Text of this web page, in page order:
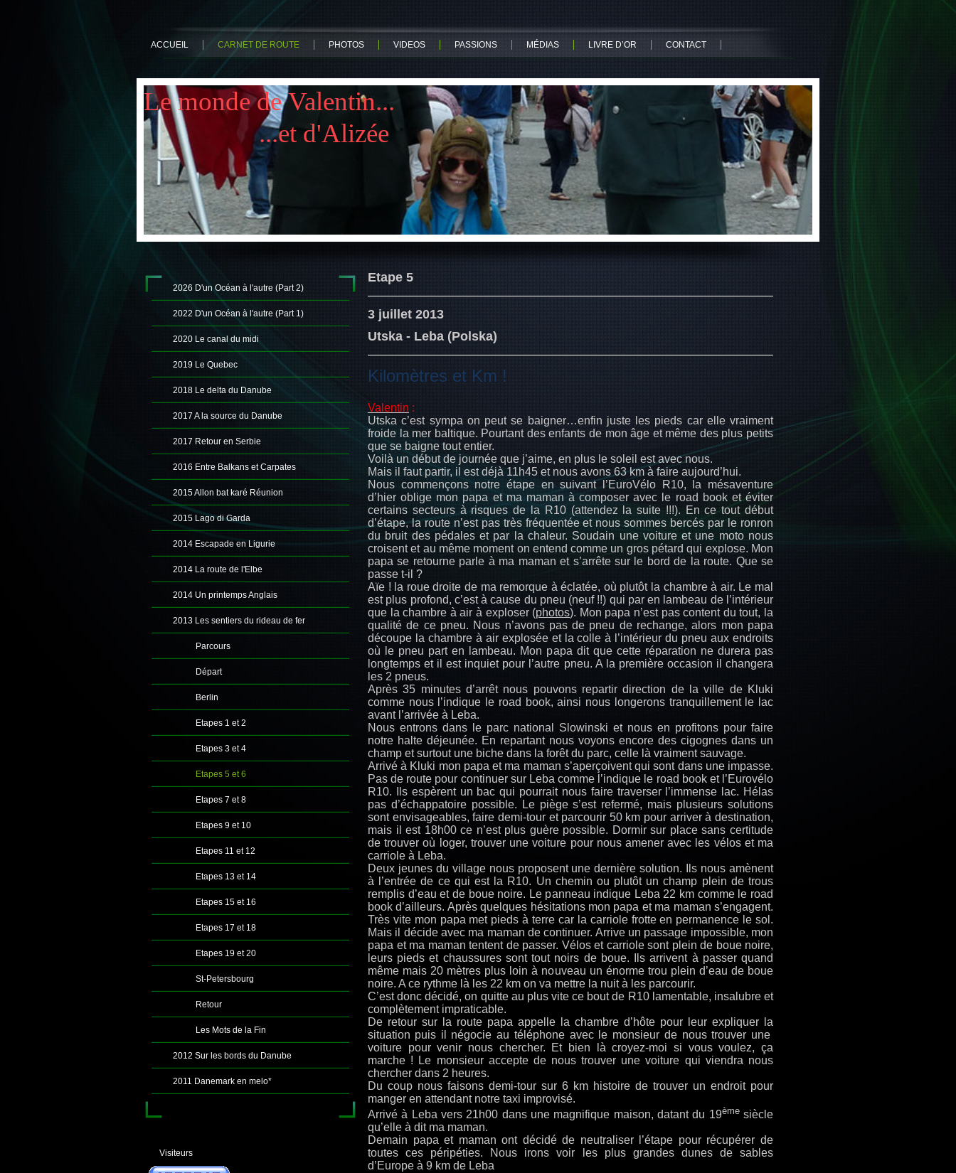
ACCUEIL CARNET DE ROUTE PHOTOS VIDEOS PASSIONS MÉDIAS LIVRE D’OR CONTACT
Le monde de Valentin...
...et d'Alizée
2026 D'un Océan à l'autre (Part 2)
2022 D'un Océan à l'autre (Part 1)
2020 Le canal du midi
2019 Le Quebec
2018 Le delta du Danube
2017 A la source du Danube
2017 Retour en Serbie
2016 Entre Balkans et Carpates
2015 Allon bat karé Réunion
2015 Lago di Garda
2014 Escapade en Ligurie
2014 La route de l'Elbe
2014 Un printemps Anglais
2013 Les sentiers du rideau de fer
Parcours
Départ
Berlin
Etapes 1 et 2
Etapes 3 et 4
Etapes 5 et 6
Etapes 7 et 8
Etapes 9 et 10
Etapes 11 et 12
Etapes 13 et 14
Etapes 15 et 16
Etapes 17 et 18
Etapes 19 et 20
St-Petersbourg
Retour
Les Mots de la Fin
2012 Sur les bords du Danube
2011 Danemark en melo*
Visiteurs
Etape 5
3 juillet 2013
Utska - Leba (Polska)
Kilomètres et Km !
Valentin :
Utska c’est sympa on peut se baigner…enfin juste les pieds car elle vraiment
froide la mer baltique. Pourtant des enfants de mon âge et même des plus petits
que se baigne tout entier.
Voilà un début de journée que j’aime, en plus le soleil est avec nous.
Mais il faut partir, il est déjà 11h45 et nous avons 63 km à faire aujourd’hui.
Nous commençons notre étape en suivant l’EuroVélo R10, la mésaventure
d’hier oblige mon papa et ma maman à composer avec le road book et éviter
certains secteurs à risques de la R10 (attendez la suite !!!). En ce tout début
d’étape, la route n’est pas très fréquentée et nous sommes bercés par le ronron
du bruit des pédales et par la chaleur. Soudain une voiture et une moto nous
croisent et au même moment on entend comme un gros pétard qui explose. Mon
papa se retourne parle à ma maman et s’arrête sur le bord de la route. Que se
passe t-il ?
Aïe ! la roue droite de ma remorque à éclatée, où plutôt la chambre à air. Le mal
est plus profond, c’est à cause du pneu (neuf !!) qui par en lambeau de l’intérieur
que la chambre à air à exploser (photos). Mon papa n’est pas content du tout, la
qualité de ce pneu. Nous n’avons pas de pneu de rechange, alors mon papa
découpe la chambre à air explosée et la colle à l’intérieur du pneu aux endroits
où le pneu part en lambeau. Mon papa dit que cette réparation ne durera pas
longtemps et il est inquiet pour l’autre pneu. A la première occasion il changera
les 2 pneus.
Après 35 minutes d’arrêt nous pouvons repartir direction de la ville de Kluki
comme nous l’indique le road book, ainsi nous longerons tranquillement le lac
avant l’arrivée à Leba.
Nous entrons dans le parc national Slowinski et nous en profitons pour faire
notre halte déjeunée. En repartant nous voyons encore des cigognes dans un
champ et surtout une biche dans la forêt du parc, celle là vraiment sauvage.
Arrivé à Kluki mon papa et ma maman s’aperçoivent qui sont dans une impasse.
Pas de route pour continuer sur Leba comme l’indique le road book et l’Eurovélo
R10. Ils espèrent un bac qui pourrait nous faire traverser l’immense lac. Hélas
pas d’échappatoire possible. Le piège s’est refermé, mais plusieurs solutions
sont envisageables, faire demi-tour et parcourir 50 km pour arriver à destination,
mais il est 18h00 ce n’est plus guère possible. Dormir sur place sans certitude
de trouver où loger, trouver une voiture pour nous amener avec les vélos et ma
carriole à Leba.
Deux jeunes du village nous proposent une dernière solution. Ils nous amènent
à l’entrée de ce qui est la R10. Un chemin ou plutôt un champ plein de trous
remplis d’eau et de boue noire. Le panneau indique Leba 22 km comme le road
book d’ailleurs. Après quelques hésitations mon papa et ma maman s’engagent.
Très vite mon papa met pieds à terre car la carriole frotte en permanence le sol.
Mais il décide avec ma maman de continuer. Arrive un passage impossible, mon
papa et ma maman tentent de passer. Vélos et carriole sont plein de boue noire,
leurs pieds et chaussures sont tout noirs de boue. Ils arrivent à passer quand
même mais 20 mètres plus loin à nouveau un énorme trou plein d’eau de boue
noire. A ce rythme là les 22 km on va mettre la nuit à les parcourir.
C’est donc décidé, on quitte au plus vite ce bout de R10 lamentable, insalubre et
complètement impraticable.
De retour sur la route papa appelle la chambre d’hôte pour leur expliquer la
situation puis il négocie au téléphone avec le monsieur de nous trouver une
voiture pour venir nous chercher. Et bien là croyez-moi si vous voulez, ça
marche ! Le monsieur accepte de nous trouver une voiture qui viendra nous
chercher dans 2 heures.
Du coup nous faisons demi-tour sur 6 km histoire de trouver un endroit pour
manger en attendant notre taxi improvisé.
Arrivé à Leba vers 21h00 dans une magnifique maison, datant du 19èmesiècle
qu’elle à dit ma maman.
Demain papa et maman ont décidé de neutraliser l’étape pour récupérer de
toutes ces péripéties. Nous irons voir les plus grandes dunes de sables
d’Europe à 9 km de Leba